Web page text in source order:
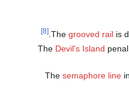
The grooved railis
.
[8]
The Devil's Island
The semaphore line